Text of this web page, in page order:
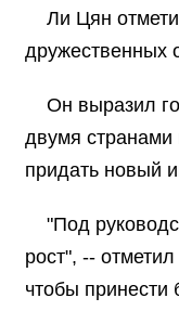
Ли Цян
дружественных
Он выразил
двумя странами
придать новый
"Под
рост", --
чтобы